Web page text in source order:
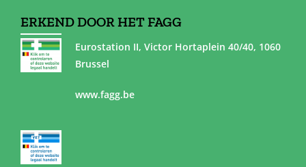
ERKEND DOOR HET FAGG
Eurostation II, Victor Hortaplein 40/40, 1060
Brussel
www.fagg.be